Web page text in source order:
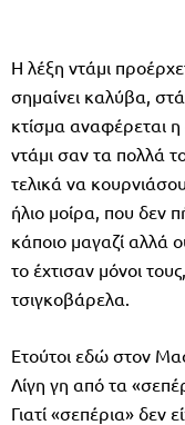
Η λέξη ντάμι
σημαίνει καλύβα,
κτίσμα αναφέρεται
ντάμι σαν τα πολλά
τελικά να
ήλιο μοίρα, που δεν
κάποιο μαγαζί αλλά
το έχτισαν μόνοι
τσιγκοβάρελα.
Ετούτοι εδώ στον
Λίγη γη από τα
Γιατί «σεπέρια» δεν